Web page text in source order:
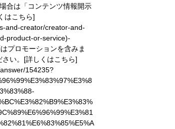
合は「コンテンツ情報開示
はこちら]
and-creator/creator-and-
product-or-service)-
プロモーションを含みま
い。 [詳しくはこちら]
154235?